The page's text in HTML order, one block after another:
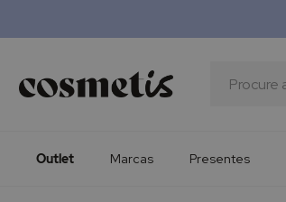
Procura
Presentes
Minoxicapil
Outlet Marcas Presentes